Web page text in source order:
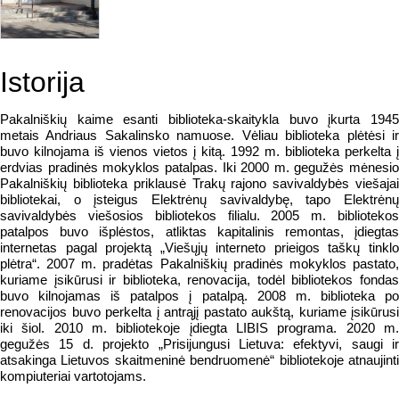
Istorija
Pakalniškių kaime esanti biblioteka-skaitykla buvo įkurta 1945
metais Andriaus Sakalinsko namuose. Vėliau biblioteka plėtėsi ir
buvo kilnojama iš vienos vietos į kitą. 1992 m. biblioteka perkelta į
erdvias pradinės mokyklos patalpas. Iki 2000 m. gegužės mėnesio
Pakalniškių biblioteka priklausė Trakų rajono savivaldybės viešajai
bibliotekai, o įsteigus Elektrėnų savivaldybę, tapo Elektrėnų
savivaldybės viešosios bibliotekos filialu. 2005 m. bibliotekos
patalpos buvo išplėstos, atliktas kapitalinis remontas, įdiegtas
internetas pagal projektą „Viešųjų interneto prieigos taškų tinklo
plėtra“. 2007 m. pradėtas Pakalniškių pradinės mokyklos pastato,
kuriame įsikūrusi ir biblioteka, renovacija, todėl bibliotekos fondas
buvo kilnojamas iš patalpos į patalpą. 2008 m. biblioteka po
renovacijos buvo perkelta į antrąjį pastato aukštą, kuriame įsikūrusi
iki šiol. 2010 m. bibliotekoje įdiegta LIBIS programa. 2020 m.
gegužės 15 d. projekto „Prisijungusi Lietuva: efektyvi, saugi ir
atsakinga Lietuvos skaitmeninė bendruomenė“ bibliotekoje atnaujinti
kompiuteriai vartotojams.